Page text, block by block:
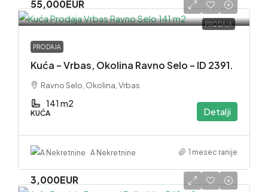
PRODAJA
55,000EUR
PRODAJA
Kuća – Vrbas, Okolina Ravno Selo – ID 2391.
Ravno Selo, Okolina, Vrbas
141 m2
KUĆA Detalji
A Nekretnine 1 mesec ranije
3,000EUR